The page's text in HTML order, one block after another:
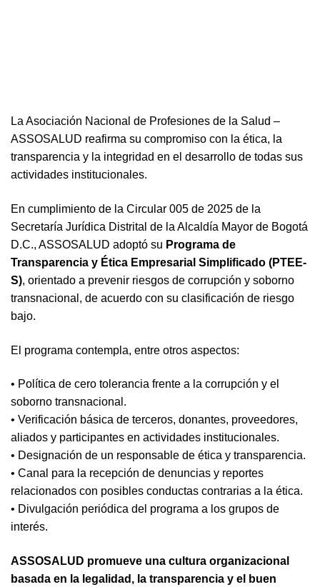
La Asociación Nacional de Profesiones de la Salud –
ASSOSALUD reafirma su compromiso con la ética, la
transparencia y la integridad en el desarrollo de todas sus
actividades institucionales.
En cumplimiento de la Circular 005 de 2025 de la
Secretaría Jurídica Distrital de la Alcaldía Mayor de Bogotá
D.C., ASSOSALUD adoptó su Programa de
Transparencia y Ética Empresarial Simplificado (PTEE-
S), orientado a prevenir riesgos de corrupción y soborno
transnacional, de acuerdo con su clasificación de riesgo
bajo.
El programa contempla, entre otros aspectos:
• Política de cero tolerancia frente a la corrupción y el
soborno transnacional.
• Verificación básica de terceros, donantes, proveedores,
aliados y participantes en actividades institucionales.
• Designación de un responsable de ética y transparencia.
• Canal para la recepción de denuncias y reportes
relacionados con posibles conductas contrarias a la ética.
• Divulgación periódica del programa a los grupos de
interés.
ASSOSALUD promueve una cultura organizacional
basada en la legalidad, la transparencia y el buen